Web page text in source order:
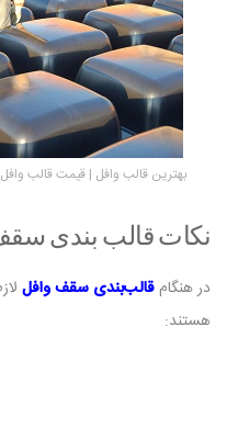
بهترین قالب وافل | قیمت قالب
نکات قالب بندی
در هنگام قالب‌بندی سقف وافل
هستند: